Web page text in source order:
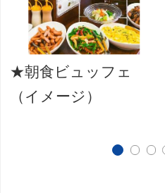
★朝食ビュッフェ
（イメージ）